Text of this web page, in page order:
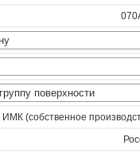
ИМК (собственное